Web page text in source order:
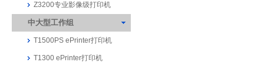
Z3200专业影像级打印机
中大型工作组
T1500PS ePrinter打印机
T1300 ePrinter打印机